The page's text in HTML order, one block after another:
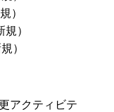
）
）
）
アクティビテ